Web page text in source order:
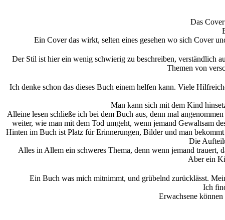
Das
Ein Cover das wirkt, selten eines gesehen wo sich Cover
Der Stil ist hier ein wenig schwierig zu beschreiben, verständlich
Themen von
Ich denke schon das dieses Buch einem helfen kann. Viele
Man kann sich mit dem Kind
Alleine lesen schließe ich bei dem Buch aus, denn mal
weiter, wie man mit dem Tod umgeht, wenn jemand Gewaltsam
Hinten im Buch ist Platz für Erinnerungen, Bilder und man
Die
Alles in Allem ein schweres Thema, denn wenn jemand trauert,
Aber ein
Ein Buch was mich mitnimmt, und grübelnd zurücklässt.
Ich
Erwachsene